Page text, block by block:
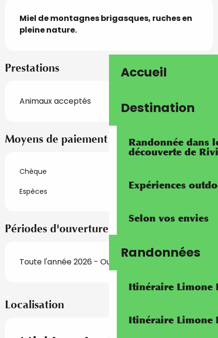
Accueil
Destination
Randonnée dans
découverte de
Expériences
Selon vos envies
Randonnées
Itinéraire Limone
Itinéraire Limone
Description
Miel de montagnes brigasques, ruches en
pleine nature.
Prestations
Animaux acceptés
Moyens de paiement
Chèque
Espèces
Périodes d'ouverture
Toute l'année 2026 - Ouvert tous les jours
Localisation